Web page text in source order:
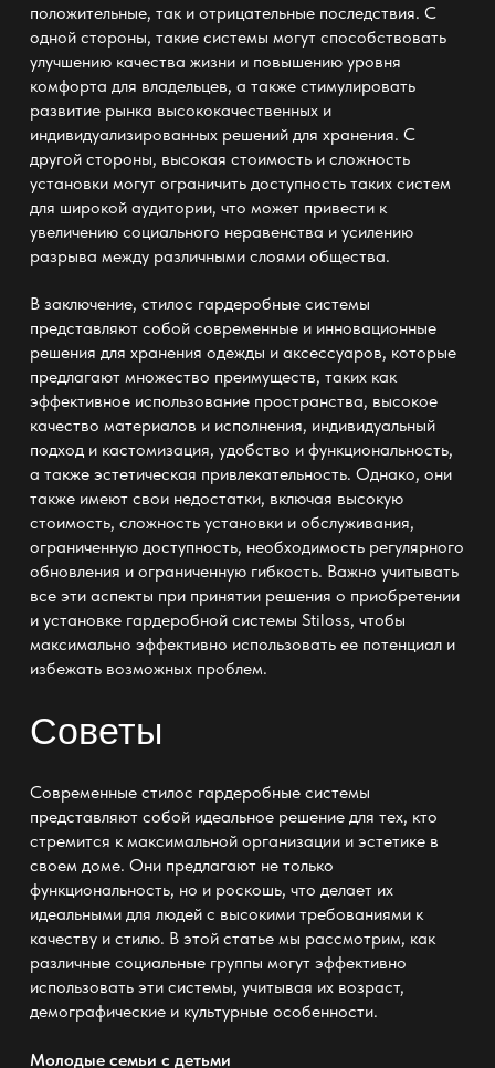
положительные, так и отрицательные последствия. С
одной стороны, такие системы могут способствовать
улучшению качества жизни и повышению уровня
комфорта для владельцев, а также стимулировать
развитие рынка высококачественных и
индивидуализированных решений для хранения. С
другой стороны, высокая стоимость и сложность
установки могут ограничить доступность таких систем
для широкой аудитории, что может привести к
увеличению социального неравенства и усилению
разрыва между различными слоями общества.
В заключение, стилос гардеробные системы
представляют собой современные и инновационные
решения для хранения одежды и аксессуаров, которые
предлагают множество преимуществ, таких как
эффективное использование пространства, высокое
качество материалов и исполнения, индивидуальный
подход и кастомизация, удобство и функциональность,
а также эстетическая привлекательность. Однако, они
также имеют свои недостатки, включая высокую
стоимость, сложность установки и обслуживания,
ограниченную доступность, необходимость регулярного
обновления и ограниченную гибкость. Важно учитывать
все эти аспекты при принятии решения о приобретении
и установке гардеробной системы Stiloss, чтобы
максимально эффективно использовать ее потенциал и
избежать возможных проблем.
Советы
Современные стилос гардеробные системы
представляют собой идеальное решение для тех, кто
стремится к максимальной организации и эстетике в
своем доме. Они предлагают не только
функциональность, но и роскошь, что делает их
идеальными для людей с высокими требованиями к
качеству и стилю. В этой статье мы рассмотрим, как
различные социальные группы могут эффективно
использовать эти системы, учитывая их возраст,
демографические и культурные особенности.
Молодые семьи с детьми